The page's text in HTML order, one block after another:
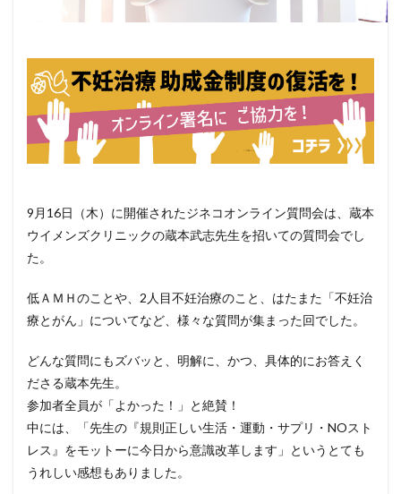
9月16日（木）に開催されたジネコオンライン質問会は、蔵本
ウイメンズクリニックの蔵本武志先生を招いての質問会でし
た。
低ＡＭＨのことや、2人目不妊治療のこと、はたまた「不妊治
療とがん」についてなど、様々な質問が集まった回でした。
どんな質問にもズバッと、明解に、かつ、 具体的にお答えく
ださる蔵本先生。
参加者全員が「よかった！」と絶賛！
中には、「先生の『規則正しい生活・運動・サプリ・ NOスト
レス』をモットーに今日から意識改革します」 というとても
うれしい感想もありました。